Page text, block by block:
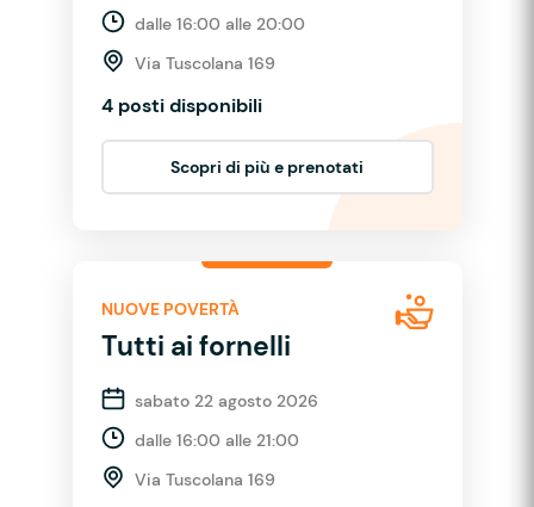
dalle 16:00 alle 20:00
Via Tuscolana 169
4 posti disponibili
Scopri di più e prenotati
NUOVE POVERTÀ
Tutti ai fornelli
sabato 22 agosto 2026
dalle 16:00 alle 21:00
Via Tuscolana 169